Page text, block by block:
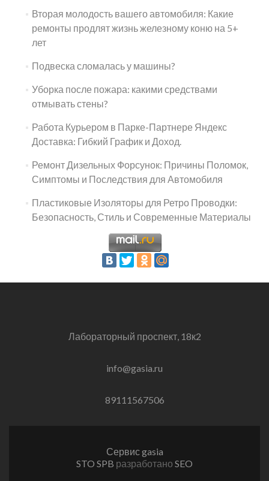
Вторая молодость вашего автомобиля: Какие
ремонты продлят жизнь железному коню на 5+
лет
Подвеска сломалась у машины?
Уборка после пожара: какими средствами
отмывать стены?
Работа Курьером в Парке-Партнере Яндекс
Доставка: Гибкий График и Доход.
Ремонт Дизельных Форсунок: Причины Поломок,
Симптомы и Последствия для Автомобиля
Пластиковые Изоляторы для Ретро Проводки:
Безопасность, Стиль и Современные Материалы
Лабораторный проспект, 18к2
info@gasia.ru
89111567506
Сервис gasia
STO SPB разработано SEO